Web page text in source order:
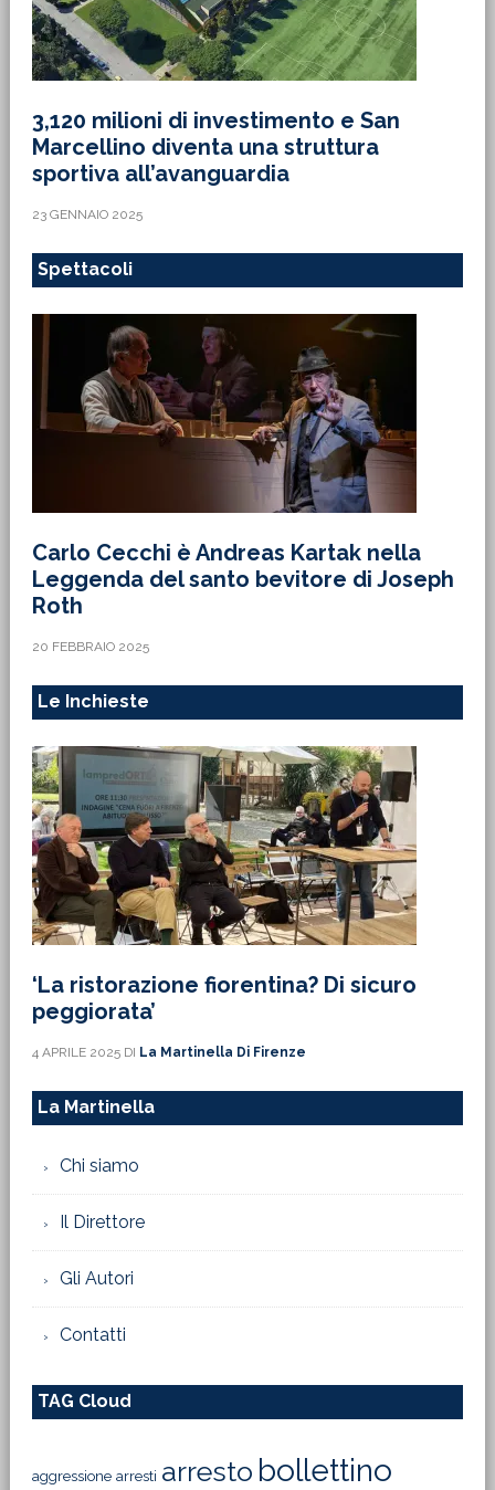
3,120 milioni di investimento e San
Marcellino diventa una struttura
sportiva all’avanguardia
23 GENNAIO 2025
Spettacoli
Carlo Cecchi è Andreas Kartak nella
Leggenda del santo bevitore di Joseph
Roth
20 FEBBRAIO 2025
Le Inchieste
‘La ristorazione fiorentina? Di sicuro
peggiorata’
4 APRILE 2025DI La Martinella Di Firenze
La Martinella
Chi siamo
Il Direttore
Gli Autori
Contatti
TAG Cloud
aggressione arresti arresto bollettino